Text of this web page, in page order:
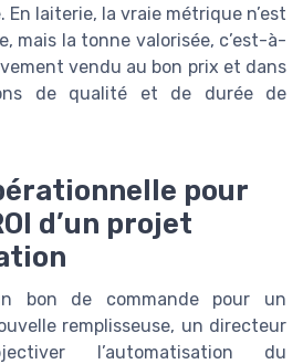
laiterie, la vraie métrique n’est
mais la tonne valorisée, c’est-à-
vendu au bon prix et dans
de qualité et de durée de
pour
d’un projet
bon de commande pour un
remplisseuse, un directeur
l’automatisation du